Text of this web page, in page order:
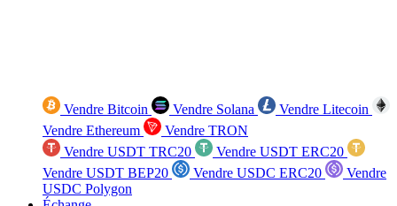
Vendre Bitcoin Vendre Solana
Vendre Litecoin
Vendre Ethereum
Vendre TRON
Vendre USDT TRC20
Vendre USDT ERC20
Vendre USDT BEP20
Vendre USDC ERC20
Vendre
USDC Polygon